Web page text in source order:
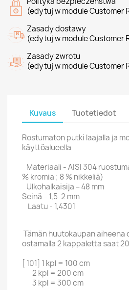
(edytuj w module Customer
Zasady dostawy
(edytuj w module Customer
Zasady zwrotu
(edytuj w module Customer
Kuvaus Tuotetiedot
Rostumaton putki laajalla ja
käyttöalueella
Materiaali - AISI 304
% kromia ; 8 % nikkeliä)
Ulkohalkaisija – 48 mm
Seinä – 1,5-2 mm
Laatu - 1,4301
Tämän huutokaupan aiheena
ostamalla 2 kappaletta saat
[ 101] 1 kpl = 100 cm
2 kpl = 200 cm
3 kpl = 300 cm